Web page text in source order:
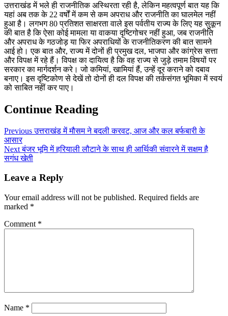
उत्तराखंड में भले ही राजनीतिक अस्थिरता रही है, लेकिन महत्वपूर्ण बात यह कि
यहां अब तक के 22 वर्षों में कम से कम अपराध और राजनीति का घालमेल नहीं
हुआ है। लगभग 80 प्रतिशत साक्षरता वाले इस पर्वतीय राज्य के लिए यह सुकून
की बात है कि ऐसा कोई मामला या वाकया दृष्टिगोचर नहीं हुआ, जब राजनीति
और अपराध के गठजोड़ या फिर अपराधियों के राजनीतिकरण की बात सामने
आई हो। एक बात और, राज्य में दोनों ही प्रमुख दल, भाजपा और कांग्रेस सत्ता
और विपक्ष में रहे हैं। विपक्ष का दायित्व है कि वह राज्य से जुड़े तमाम विषयों पर
सरकार का मार्गदर्शन करे। जो कमियां, खामियां हैं, उन्हें दूर कराने को दबाव
बनाए। इस दृष्टिकोण से देखें तो दोनों ही दल विपक्ष की तर्कसंगत भूमिका में स्वयं
को साबित नहीं कर पाए।
Continue Reading
Previousउत्तराखंड में मौसम ने बदली करवट, आज और कल बर्फबारी के
आसार
Nextबंजर भूमि में हरियाली लौटाने के साथ ही आर्थिकी संवारने में सक्षम है
सगंध खेती
Leave a Reply
Your email address will not be published. Required fields are
marked *
Comment *
Name *